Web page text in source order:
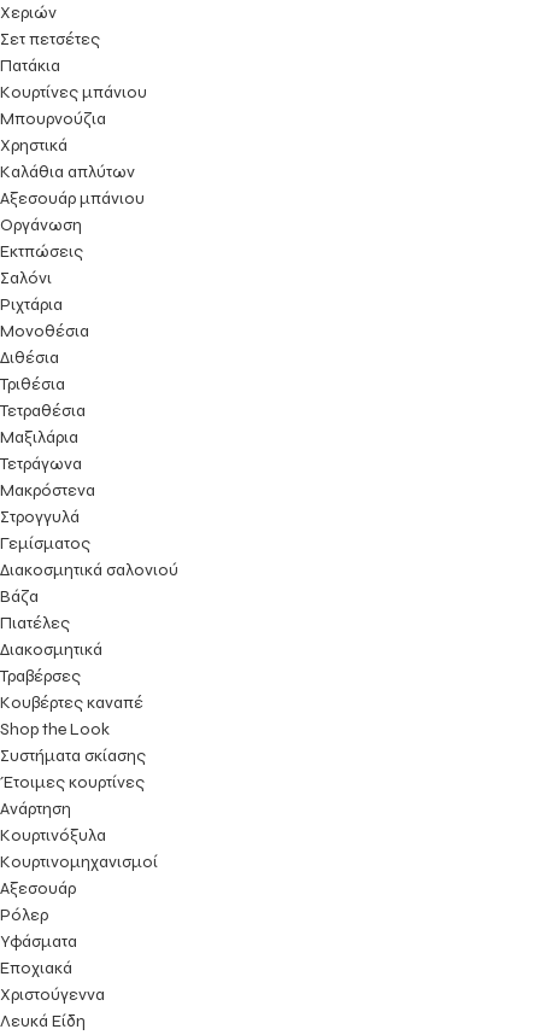
Χεριών
Σετ πετσέτες
Πατάκια
Κουρτίνες μπάνιου
Μπουρνούζια
Χρηστικά
Καλάθια απλύτων
Αξεσουάρ μπάνιου
Οργάνωση
Εκτπώσεις
Σαλόνι
Ριχτάρια
Μονοθέσια
Διθέσια
Τριθέσια
Τετραθέσια
Μαξιλάρια
Τετράγωνα
Μακρόστενα
Στρογγυλά
Γεμίσματος
Διακοσμητικά σαλονιού
Βάζα
Πιατέλες
Διακοσμητικά
Τραβέρσες
Κουβέρτες καναπέ
Shop the Look
Συστήματα σκίασης
Έτοιμες κουρτίνες
Ανάρτηση
Κουρτινόξυλα
Κουρτινομηχανισμοί
Αξεσουάρ
Ρόλερ
Υφάσματα
Εποχιακά
Χριστούγεννα
Λευκά Είδη